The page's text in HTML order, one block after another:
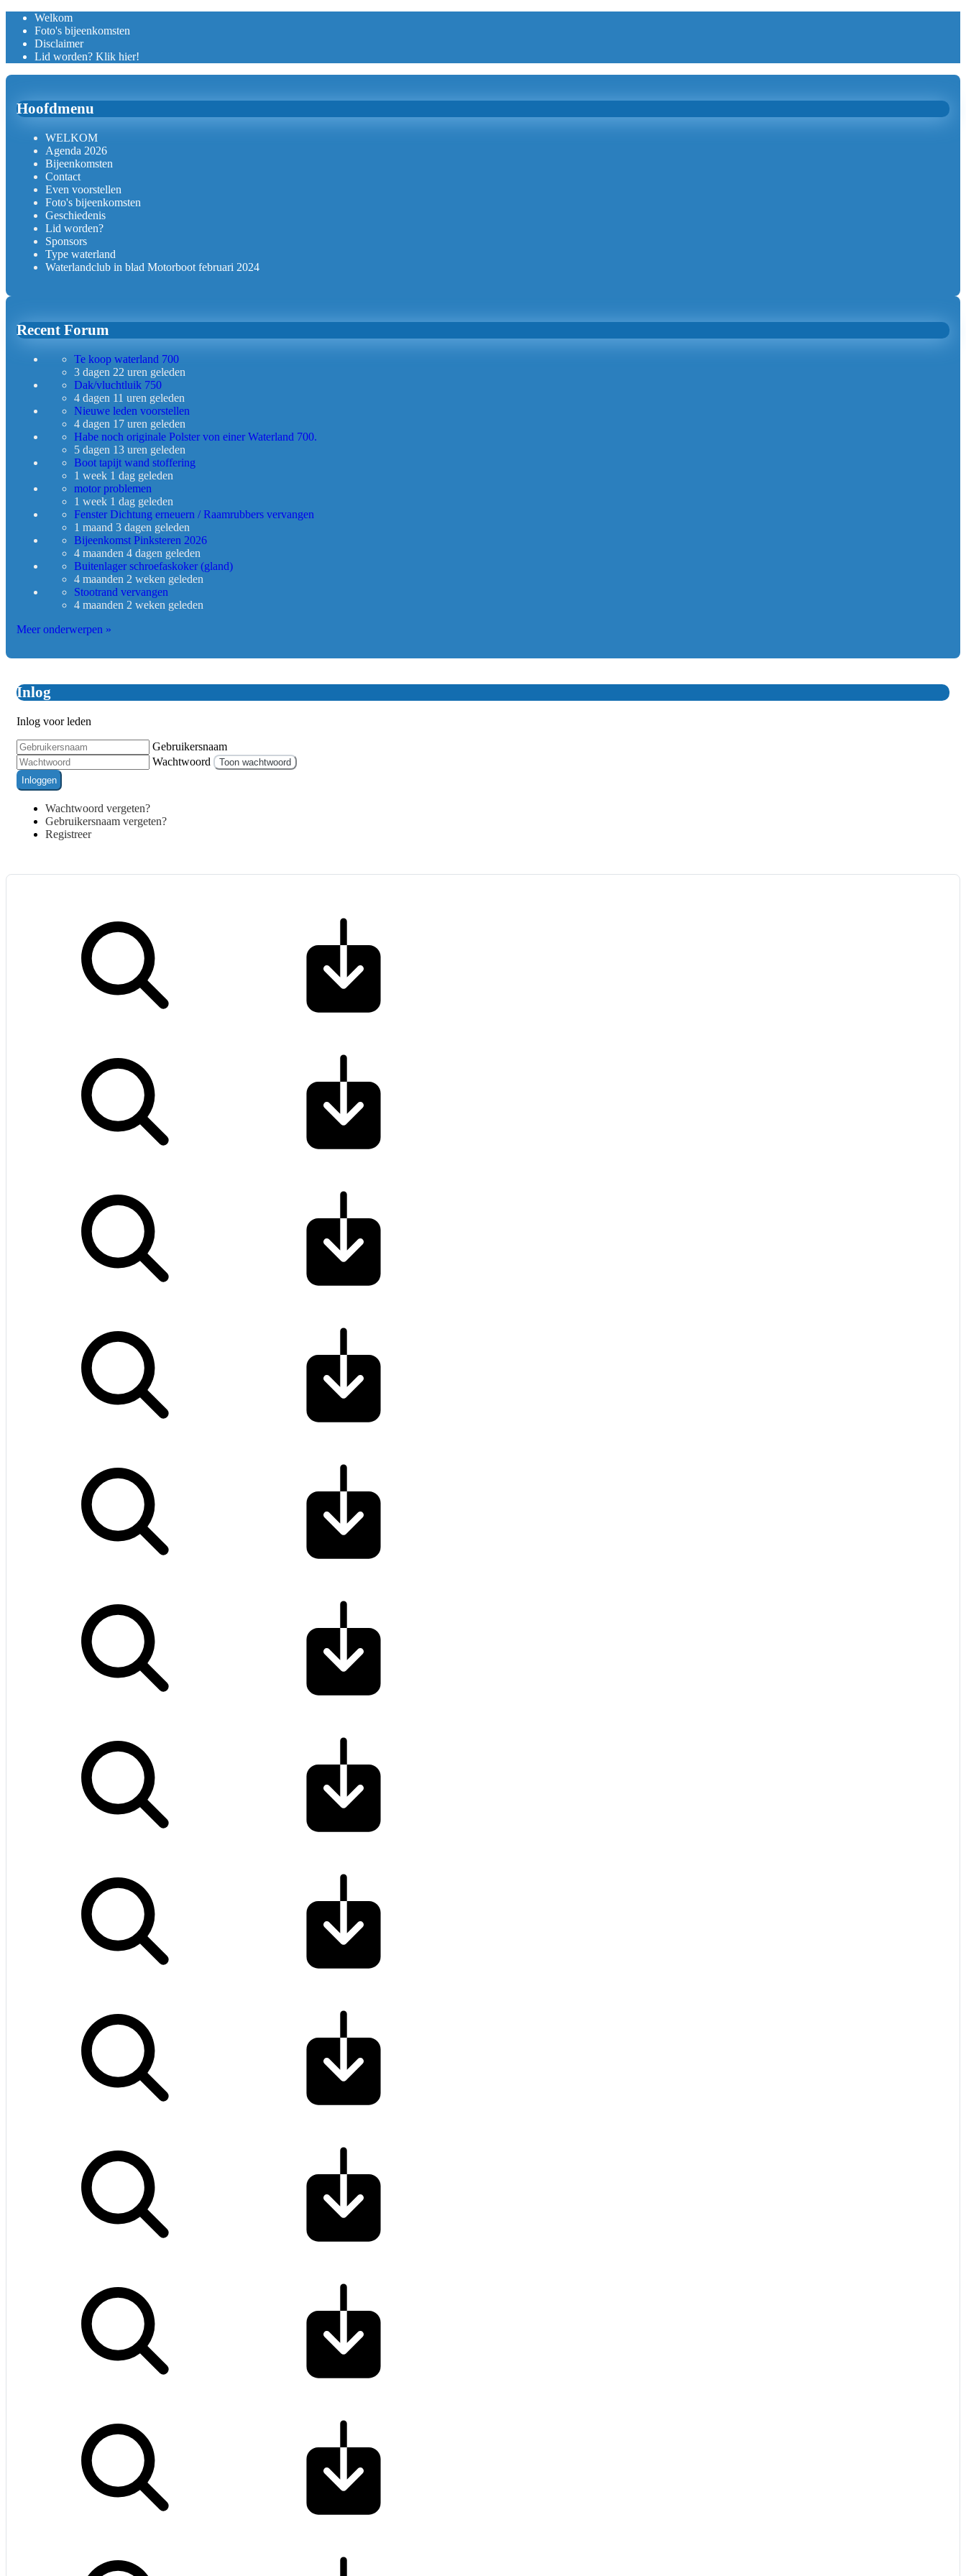
Welkom
Foto's bijeenkomsten
Disclaimer
Lid worden? Klik hier!
Hoofdmenu
WELKOM
Agenda 2026
Bijeenkomsten
Contact
Even voorstellen
Foto's bijeenkomsten
Geschiedenis
Lid worden?
Sponsors
Type waterland
Waterlandclub in blad Motorboot februari 2024
Recent Forum
Te koop waterland 700
3 dagen 22 uren geleden
Dak/vluchtluik 750
4 dagen 11 uren geleden
Nieuwe leden voorstellen
4 dagen 17 uren geleden
Habe noch originale Polster von einer Waterland 700.
5 dagen 13 uren geleden
Boot tapijt wand stoffering
1 week 1 dag geleden
motor problemen
1 week 1 dag geleden
Fenster Dichtung erneuern / Raamrubbers vervangen
1 maand 3 dagen geleden
Bijeenkomst Pinksteren 2026
4 maanden 4 dagen geleden
Buitenlager schroefaskoker (gland)
4 maanden 2 weken geleden
Stootrand vervangen
4 maanden 2 weken geleden
Meer onderwerpen »
Inlog
Inlog voor leden
Gebruikersnaam
Wachtwoord
Toon wachtwoord
Inloggen
Wachtwoord vergeten?
Gebruikersnaam vergeten?
Registreer